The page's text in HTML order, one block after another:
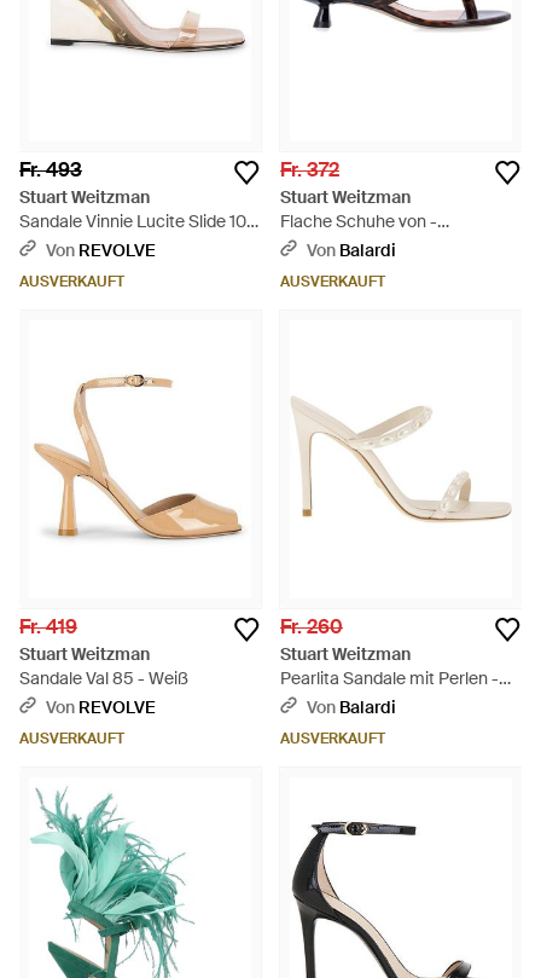
Fr. 493
Stuart Weitzman
Sandale Vinnie Lucite Slide 100
- Weiß
Von REVOLVE
AUSVERKAUFT
Fr. 372
Stuart Weitzman
Flache Schuhe von -
Mehrfarbig
Von Balardi
AUSVERKAUFT
Fr. 419
Stuart Weitzman
Sandale Val 85 - Weiß
Von REVOLVE
AUSVERKAUFT
Fr. 260
Stuart Weitzman
Pearlita Sandale mit Perlen -
WeißVon Balardi
AUSVERKAUFT